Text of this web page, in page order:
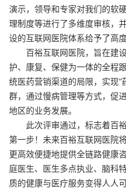
演示，领导和专家对我们的软
理制度等进行了多维度审核，
设的互联网医院体系给予了高度
百裕互联网医院，旨在建
护、康复、保健为一体的全程
统医药营销渠道的局限，实现“
群，通过慢病管理等方式，促
地区的业务发展。
此次评审通过，标志着百
第一步！未来百裕互联网医院
更高效便捷地提供全链路健康
庭医生、医生多点执业、脑科
质的健康与医疗服务变得人人可